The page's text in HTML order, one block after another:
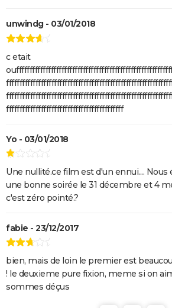
unwindg - 03/01/2018
c etait
ffffffffffffffffffffffffffffffffffffffffffff
Yo - 03/01/2018
Une nullité.ce film est d'un ennui.... Nous
une bonne soirée le 31 décembre et 4
c'est zéro pointé.?
fabie - 23/12/2017
bien, mais de loin le premier est
! le deuxieme pure fixion, meme si on
sommes déçus